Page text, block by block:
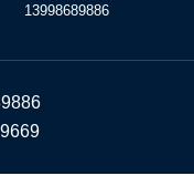
13998689886